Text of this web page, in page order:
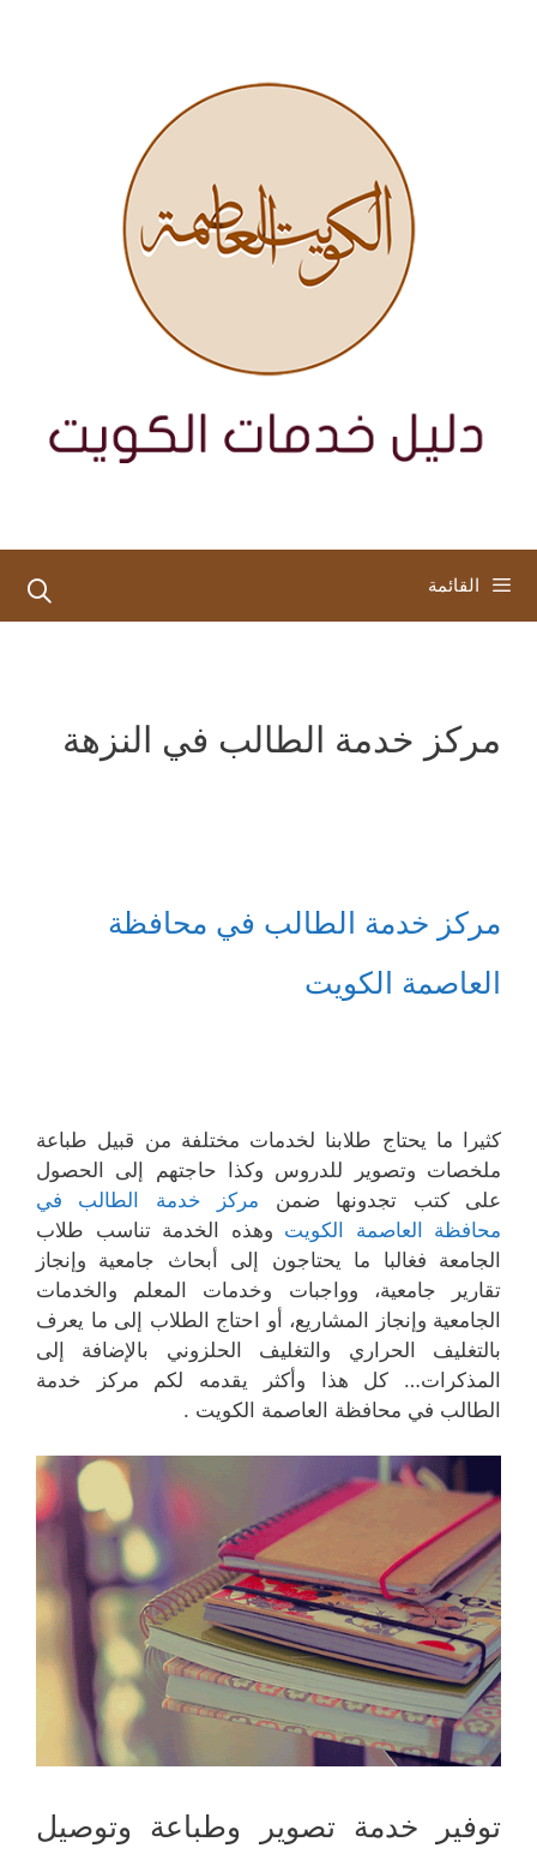
القائمة
مركز خدمة الطالب في النزهة
مركز خدمة الطالب في محافظة
العاصمة الكويت
كثيرا ما يحتاج طلابنا لخدمات مختلفة من قبيل طباعة
ملخصات وتصوير للدروس وكذا حاجتهم إلى الحصول
على كتب تجدونها ضمن مركز خدمة الطالب في
محافظة العاصمة الكويت وهذه الخدمة تناسب طلاب
الجامعة فغالبا ما يحتاجون إلى أبحاث جامعية وإنجاز
تقارير جامعية، وواجبات وخدمات المعلم والخدمات
الجامعية وإنجاز المشاريع، أو احتاج الطلاب إلى ما يعرف
بالتغليف الحراري والتغليف الحلزوني بالإضافة إلى
المذكرات… كل هذا وأكثر يقدمه لكم مركز خدمة
الطالب في محافظة العاصمة الكويت .
توفير خدمة تصوير وطباعة وتوصيل